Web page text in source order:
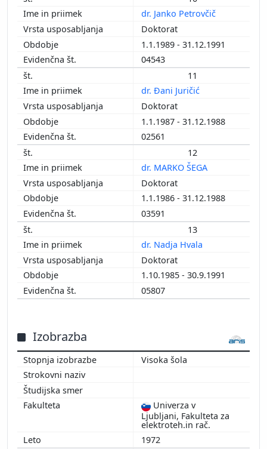
dr. Janko Petrovčič
Doktorat
1.1.1989 - 31.12.1991
04543
11
dr. Đani Juričić
Doktorat
1.1.1987 - 31.12.1988
02561
12
dr. MARKO ŠEGA
Doktorat
1.1.1986 - 31.12.1988
03591
13
dr. Nadja Hvala
Doktorat
1.10.1985 - 30.9.1991
05807
Izobrazba
Visoka šola
Univerza v
Ljubljani, Fakulteta za
elektroteh.in rač.
1972